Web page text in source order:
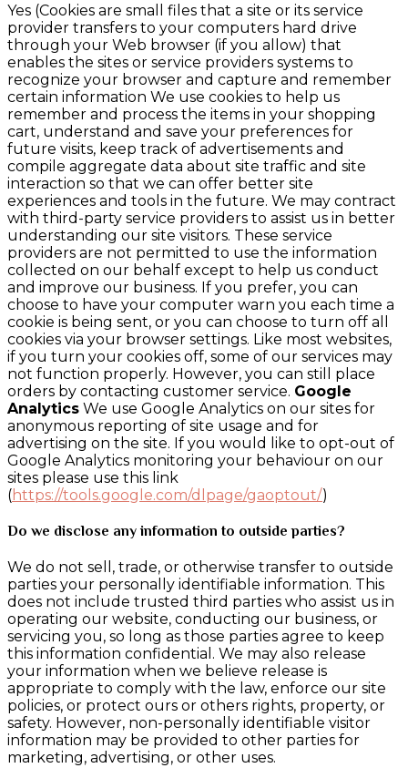
Yes (Cookies are small files that a site or its service
provider transfers to your computers hard drive
through your Web browser (if you allow) that
enables the sites or service providers systems to
recognize your browser and capture and remember
certain information We use cookies to help us
remember and process the items in your shopping
cart, understand and save your preferences for
future visits, keep track of advertisements and
compile aggregate data about site traffic and site
interaction so that we can offer better site
experiences and tools in the future. We may contract
with third-party service providers to assist us in better
understanding our site visitors. These service
providers are not permitted to use the information
collected on our behalf except to help us conduct
and improve our business. If you prefer, you can
choose to have your computer warn you each time a
cookie is being sent, or you can choose to turn off all
cookies via your browser settings. Like most websites,
if you turn your cookies off, some of our services may
not function properly. However, you can still place
orders by contacting customer service. Google
Analytics We use Google Analytics on our sites for
anonymous reporting of site usage and for
advertising on the site. If you would like to opt-out of
Google Analytics monitoring your behaviour on our
sites please use this link
(https://tools.google.com/dlpage/gaoptout/)
Do we disclose any information to outside parties?
We do not sell, trade, or otherwise transfer to outside
parties your personally identifiable information. This
does not include trusted third parties who assist us in
operating our website, conducting our business, or
servicing you, so long as those parties agree to keep
this information confidential. We may also release
your information when we believe release is
appropriate to comply with the law, enforce our site
policies, or protect ours or others rights, property, or
safety. However, non-personally identifiable visitor
information may be provided to other parties for
marketing, advertising, or other uses.